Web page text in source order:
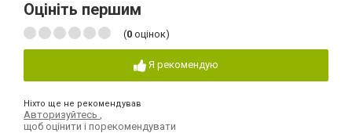
Оцініть першим
(0 оцінок)
Я рекомендую
Ніхто ще не рекомендував
Авторизуйтесь
щоб оцінити і порекомендувати